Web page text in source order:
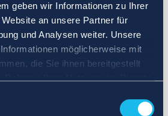
geben wir Informationen zu Ihrer
an unsere Partner für
und Analysen weiter. Unsere
möglicherweise mit
die Sie ihnen bereitgestellt